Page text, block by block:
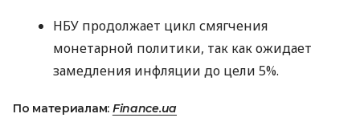
НБУ продолжает цикл смягчения
монетарной политики, так как ожидает
замедления инфляции до цели 5%.
По материалам: Finance.ua